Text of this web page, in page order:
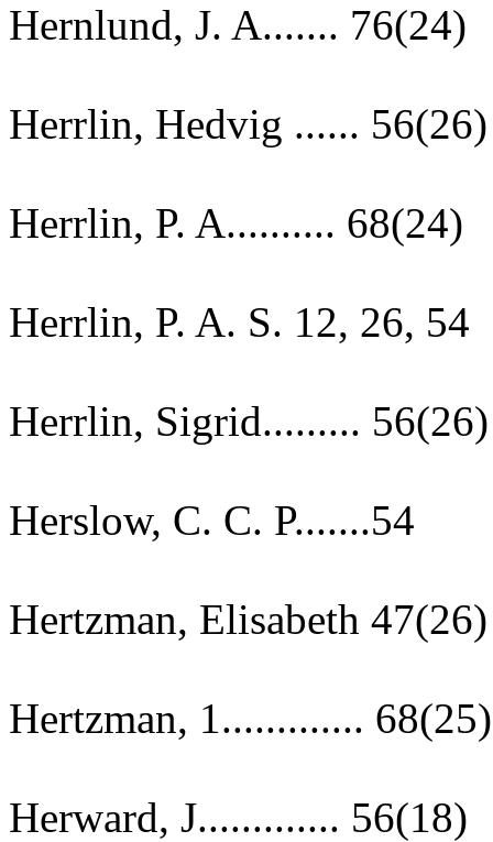
Hernlund, J. A....... 76(24)
Herrlin, Hedvig ...... 56(26)
Herrlin, P. A.......... 68(24)
Herrlin, P. A. S. 12, 26, 54
Herrlin, Sigrid......... 56(26)
Herslow, C. C. P.......54
Hertzman, Elisabeth 47(26)
Hertzman, 1............. 68(25)
Herward, J............. 56(18)